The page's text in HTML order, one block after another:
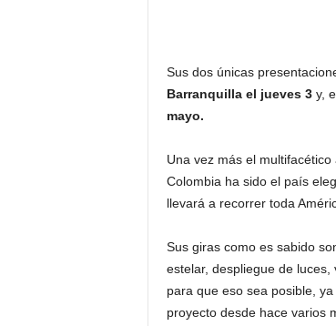
Sus dos únicas
Barranquilla el jueves 3y,
mayo.
Una vez más el
Colombia ha sido el país
llevará a recorrer toda
Sus giras como es sabido
estelar, despliegue de
para que eso sea posible,
proyecto desde hace varios